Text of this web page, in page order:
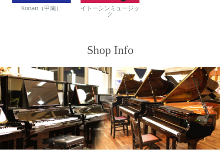
Konan（甲南） イトーシンミュージッ
ク
Shop Info